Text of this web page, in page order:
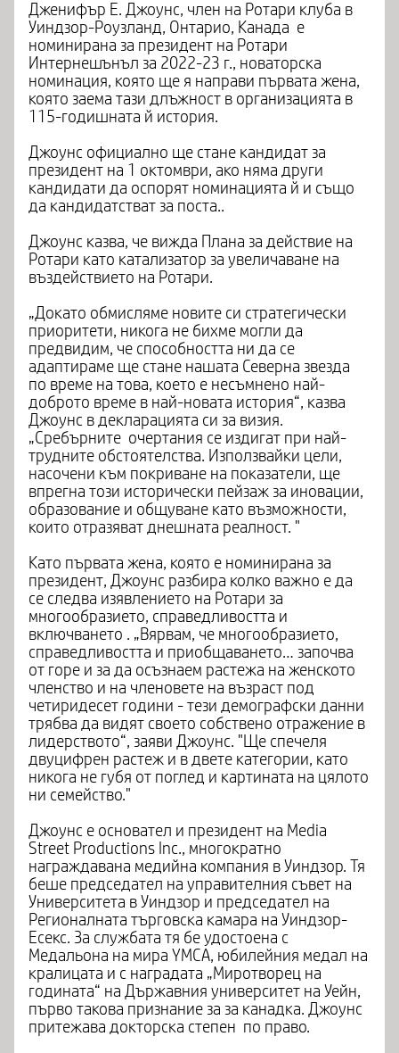
Дженифър Е. Джоунс, член на Ротари клуба в
Уиндзор-Роузланд, Онтарио, Канада е
номинирана за президент на Ротари
Интернешънъл за 2022-23 г., новаторска
номинация, която ще я направи първата жена,
която заема тази длъжност в организацията в
115-годишната й история.
Джоунс официално ще стане кандидат за
президент на 1 октомври, ако няма други
кандидати да оспорят номинацията й и също
да кандидатстват за поста..
Джоунс казва, че вижда Плана за действие на
Ротари като катализатор за увеличаване на
въздействието на Ротари.
„Докато обмисляме новите си стратегически
приоритети, никога не бихме могли да
предвидим, че способността ни да се
адаптираме ще стане нашата Северна звезда
по време на това, което е несъмнено най-
доброто време в най-новата история“, казва
Джоунс в декларацията си за визия.
„Сребърните очертания се издигат при най-
трудните обстоятелства. Използвайки цели,
насочени към покриване на показатели, ще
впрегна този исторически пейзаж за иновации,
образование и общуване като възможности,
които отразяват днешната реалност. "
Като първата жена, която е номинирана за
президент, Джоунс разбира колко важно е да
се следва изявлението на Ротари за
многообразието, справедливостта и
включването . „Вярвам, че многообразието,
справедливостта и приобщаването… започва
от горе и за да осъзнаем растежа на женското
членство и на членовете на възраст под
четиридесет години - тези демографски данни
трябва да видят своето собствено отражение в
лидерството“, заяви Джоунс. "Ще спечеля
двуцифрен растеж и в двете категории, като
никога не губя от поглед и картината на цялото
ни семейство."
Джоунс е основател и президент на Media
Street Productions Inc., многократно
награждавана медийна компания в Уиндзор. Тя
беше председател на управителния съвет на
Университета в Уиндзор и председател на
Регионалната търговска камара на Уиндзор-
Есекс. За службата тя бе удостоена с
Медальона на мира YMCA, юбилейния медал на
кралицата и с наградата „Миротворец на
годината“ на Държавния университет на Уейн,
първо такова признание за за канадка. Джоунс
притежава докторска степен по право.